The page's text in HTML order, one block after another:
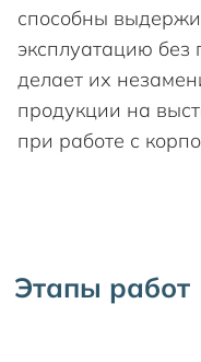
способны
эксплуатацию без
делает их
продукции на
при работе с
Этапы работ